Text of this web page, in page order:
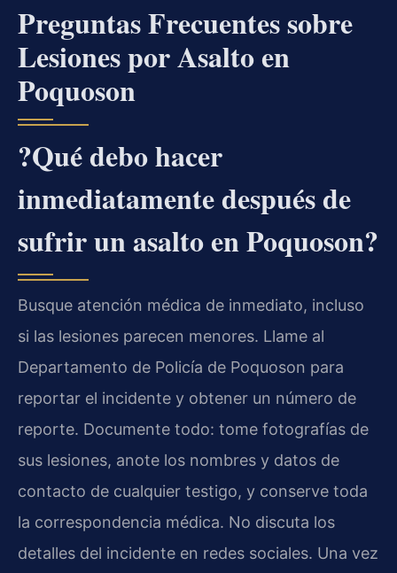
Preguntas Frecuentes sobre
Lesiones por Asalto en
Poquoson
?Qué debo hacer
inmediatamente después de
sufrir un asalto en Poquoson?
Busque atención médica de inmediato, incluso
si las lesiones parecen menores. Llame al
Departamento de Policía de Poquoson para
reportar el incidente y obtener un número de
reporte. Documente todo: tome fotografías de
sus lesiones, anote los nombres y datos de
contacto de cualquier testigo, y conserve toda
la correspondencia médica. No discuta los
detalles del incidente en redes sociales. Una vez